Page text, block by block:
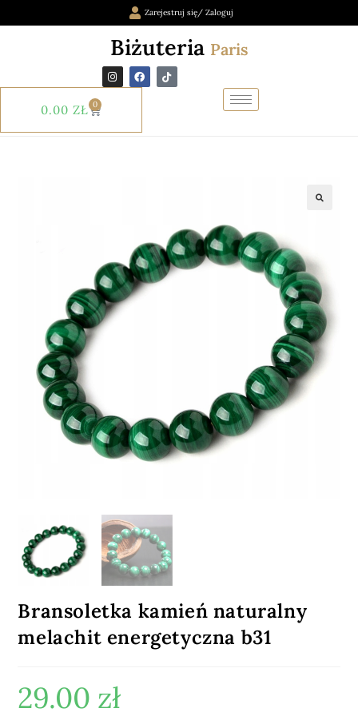
Zarejestruj się/ Zaloguj
Biżuteria Paris
0.00 ZŁ 0
Bransoletka kamień naturalny
melachit energetyczna b31
29.00 zł